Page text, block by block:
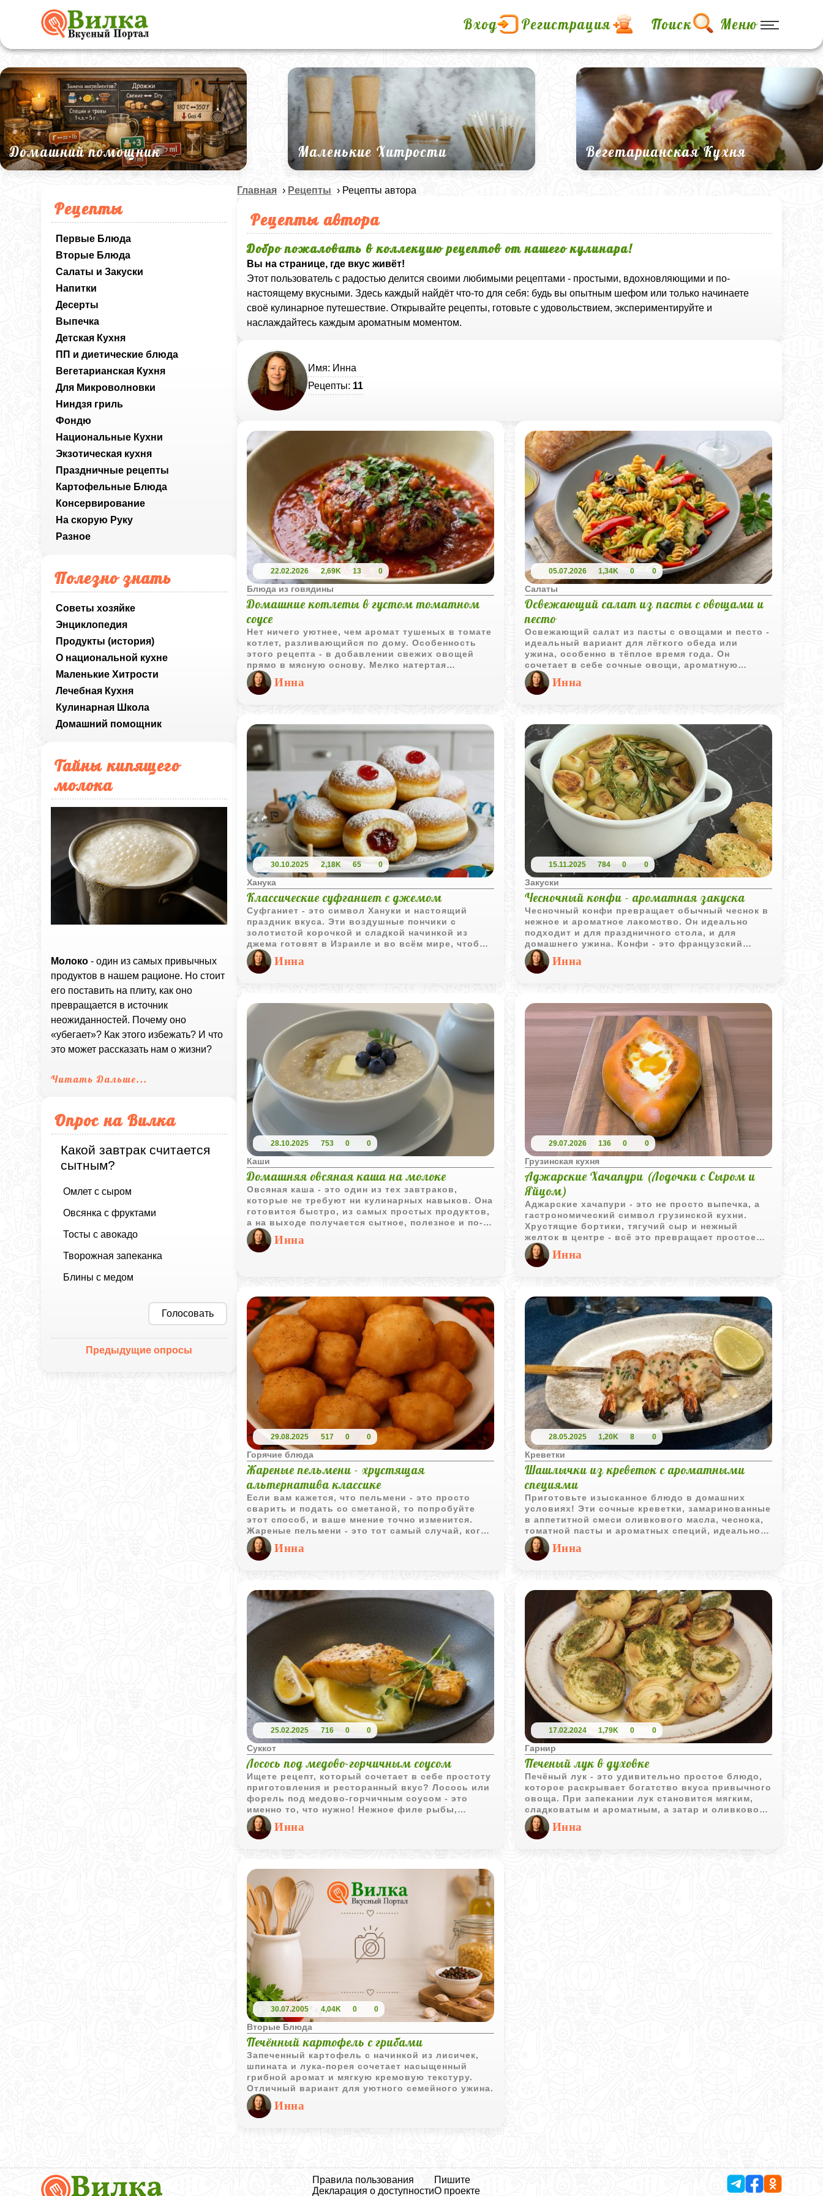
Вход Регистрация Поиск Меню
Домашний помощник Маленькие Хитрости Вегетарианская Кухня
Рецепты
Первые Блюда
Вторые Блюда
Салаты и Закуски
Напитки
Десерты
Выпечка
Детская Кухня
ПП и диетические блюда
Вегетарианская Кухня
Для Микроволновки
Ниндзя гриль
Фондю
Национальные Кухни
Экзотическая кухня
Праздничные рецепты
Картофельные Блюда
Консервирование
На скорую Руку
Разное
Полезно знать
Советы хозяйке
Энциклопедия
Продукты (история)
О национальной кухне
Маленькие Хитрости
Лечебная Кухня
Кулинарная Школа
Домашний помощник
Тайны кипящего
молока
Молоко - один из самых привычных
продуктов в нашем рационе. Но стоит
его поставить на плиту, как оно
превращается в источник
неожиданностей. Почему оно
«убегает»? Как этого избежать? И что
это может рассказать нам о жизни?
Читать Дальше...
Опрос на Вилка
Какой завтрак считается
сытным?
Омлет с сыром
Овсянка с фруктами
Тосты с авокадо
Творожная запеканка
Блины с медом
Голосовать
Предыдущие опросы
Главная › Рецепты › Рецепты автора
Рецепты автора
Добро пожаловать в коллекцию рецептов от нашего кулинара!
Вы на странице, где вкус живёт!
Этот пользователь с радостью делится своими любимыми рецептами - простыми, вдохновляющими и по-
настоящему вкусными. Здесь каждый найдёт что-то для себя: будь вы опытным шефом или только начинаете
своё кулинарное путешествие. Открывайте рецепты, готовьте с удовольствием, экспериментируйте и
наслаждайтесь каждым ароматным моментом.
Имя: Инна
Рецепты: 11
22.02.2026 2,69K 13 0
Блюда из говядины
Домашние котлеты в густом томатном
соусе
Нет ничего уютнее, чем аромат тушеных в томате
котлет, разливающийся по дому. Особенность
этого рецепта - в добавлении свежих овощей
прямо в мясную основу. Мелко натертая
морковь, картофель и лук делают текстуру мяса
невероятно мягкой, а свежая зелень придает
весеннюю свежесть.
Инна
05.07.2026 1,34K 0 0
Салаты
Освежающий салат из пасты с овощами и
песто
Освежающий салат из пасты с овощами и песто -
идеальный вариант для лёгкого обеда или
ужина, особенно в тёплое время года. Он
сочетает в себе сочные овощи, ароматную
зелень, хрустящие орехи и нежную пасту,
покрытую песто и лимонной заправкой.
Готовится просто, выглядит ярко, а вкус -
насыщенный и свежий.
Инна
30.10.2025 2,18K 65 0
Ханука
Классические суфганиет с джемом
Суфганиет - это символ Хануки и настоящий
праздник вкуса. Эти воздушные пончики с
золотистой корочкой и сладкой начинкой из
джема готовят в Израиле и во всём мире, чтобы
отметить светлый праздник. Сегодня поделюсь
рецептом классических суфганиет, которые
получаются мягкими, ароматными и невероятно
Инна
15.11.2025 784 0 0
Закуски
Чесночный конфи - ароматная закуска
Чесночный конфи превращает обычный чеснок в
нежное и ароматное лакомство. Он идеально
подходит и для праздничного стола, и для
домашнего ужина. Конфи - это французский
способ медленного томления продуктов в жире
при низкой температуре. В случае с чесноком
используется оливковое масло, которое
сохраняет и усиливает его вкус.
Инна
28.10.2025 753 0 0
Каши
Домашняя овсяная каша на молоке
Овсяная каша - это один из тех завтраков,
которые не требуют ни кулинарных навыков. Она
готовится быстро, из самых простых продуктов,
а на выходе получается сытное, полезное и по-
настоящему вкусное блюдо. Кремовая текстура,
мягкий вкус и возможность добавить любимые
топпинги делают её идеальным вариантом для
Инна
29.07.2026 136 0 0
Грузинская кухня
Аджарские Хачапури (Лодочки с Сыром и
Яйцом)
Аджарские хачапури - это не просто выпечка, а
гастрономический символ грузинской кухни.
Хрустящие бортики, тягучий сыр и нежный
желток в центре - всё это превращает простое
блюдо в настоящее кулинарное удовольствие.
Инна
29.08.2025 517 0 0
Горячие блюда
Жареные пельмени - хрустящая
альтернатива классике
Если вам кажется, что пельмени - это просто
сварить и подать со сметаной, то попробуйте
этот способ, и ваше мнение точно изменится.
Жареные пельмени - это тот самый случай, когда
всё просто, а вкус - как в детстве: хрустящая
корочка, сочная начинка внутри и никакой суеты.
Идеально, когда хочется чего-то вкусного,
домашнего и сытного - быстро и без лишних
Инна
28.05.2025 1,20K 8 0
Креветки
Шашлычки из креветок с ароматными
специями
Приготовьте изысканное блюдо в домашних
условиях! Эти сочные креветки, замаринованные
в аппетитной смеси оливкового масла, чеснока,
томатной пасты и ароматных специй, идеально
подходят для гриля. Легкий лимонный акцент
подчеркивает их вкус, а свежие травы
добавляют нотки изысканности. Подавайте с
пикантным соусом или просто наслаждайтесь их
Инна
25.02.2025 716 0 0
Суккот
Лосось под медово-горчичным соусом
Ищете рецепт, который сочетает в себе простоту
приготовления и ресторанный вкус? Лосось или
форель под медово-горчичным соусом - это
именно то, что нужно! Нежное филе рыбы,
запеченное до идеальной сочности под
ароматной и пикантной корочкой, не оставит
равнодушным никого. Секрет - в идеальном
Инна
17.02.2024 1,79K 0 0
Гарнир
Печеный лук в духовке
Печёный лук - это удивительно простое блюдо,
которое раскрывает богатство вкуса привычного
овоща. При запекании лук становится мягким,
сладковатым и ароматным, а затар и оливковое
масло добавляют восточную нотку. Это
идеальный гарнир, закуска или основа для
салата, который готовится буквально из
нескольких ингредиентов.
Инна
30.07.2005 4,04K 0 0
Вторые Блюда
Печённый картофель с грибами
Запеченный картофель с начинкой из лисичек,
шпината и лука-порея сочетает насыщенный
грибной аромат и мягкую кремовую текстуру.
Отличный вариант для уютного семейного ужина.
Инна
Вкусный
Портал
Правила пользования
Декларация о доступности
Пишите
О проекте